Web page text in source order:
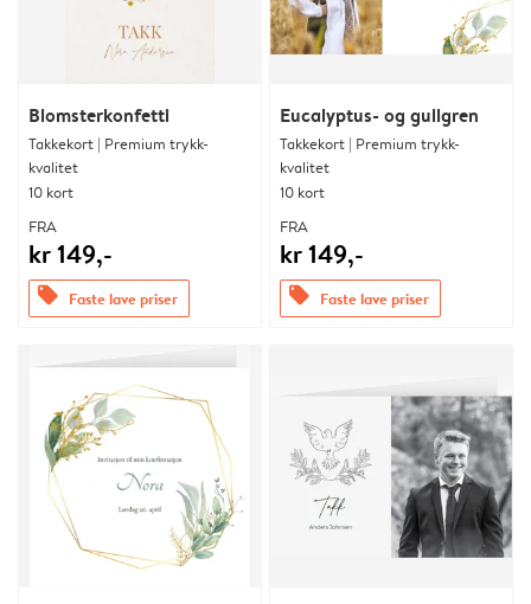
Blomsterkonfetti
Takkekort | Premium trykk-
kvalitet
10 kort
FRA
kr 149,-
offers Faste lave priser
Eucalyptus- og gullgren
Takkekort | Premium trykk-
kvalitet
10 kort
FRA
kr 149,-
offers Faste lave priser